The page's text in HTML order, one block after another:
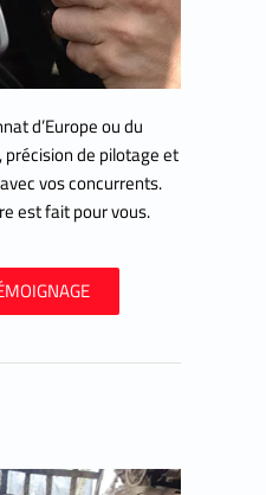
d’Europe ou du
de pilotage et
vos concurrents.
est fait pour vous.